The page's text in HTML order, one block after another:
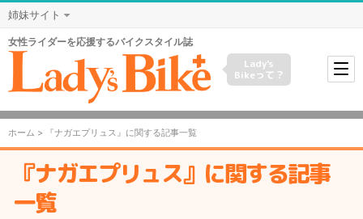
姉妹サイト
女性ライダーを応援するバイクスタイル誌
Lady's
Bikeって？
ホーム > 『ナガエプリュス』に関する記事一覧
『ナガエプリュス』に関する記事
一覧